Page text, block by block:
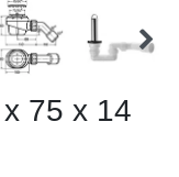
75 x 14